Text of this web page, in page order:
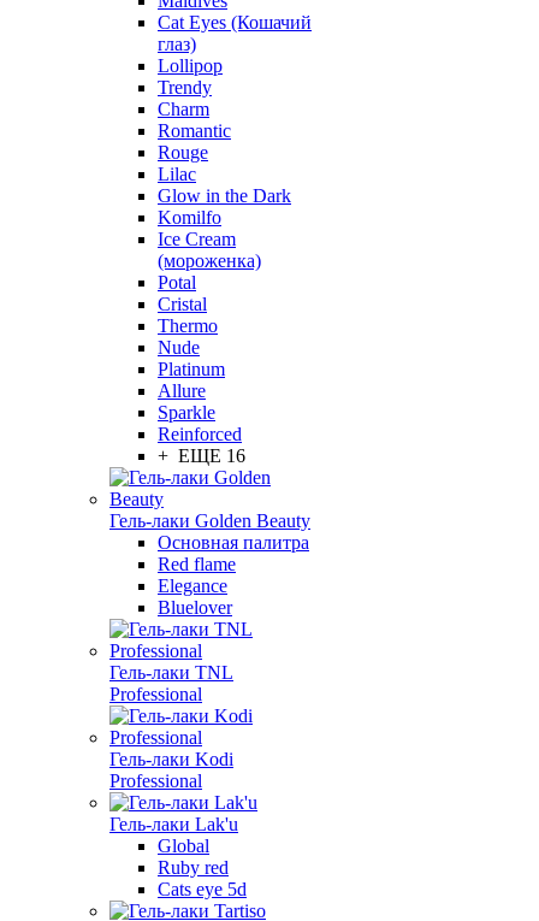
Cat Eyes (Кошачий
глаз)
Lollipop
Trendy
Charm
Romantic
Rouge
Lilac
Glow in the Dark
Komilfo
Ice Cream
(мороженка)
Potal
Cristal
Thermo
Nude
Platinum
Allure
Sparkle
Reinforced
+ ЕЩЕ 16
Гель-лаки Golden Beauty
Основная палитра
Red flame
Elegance
Bluelover
Гель-лаки TNL
Professional
Гель-лаки Kodi
Professional
Гель-лаки Lak'u
Global
Ruby red
Cats eye 5d